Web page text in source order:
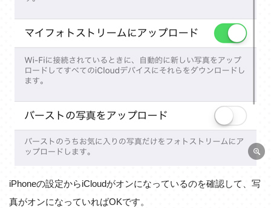
iPhoneの設定からiCloudがオンになっているのを確認して、写
真がオンになっていればOKです。